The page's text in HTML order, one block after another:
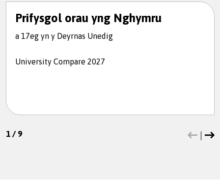
Prifysgol orau yng Nghymru
a 17eg yn y Deyrnas Unedig
University Compare 2027
1/ 9